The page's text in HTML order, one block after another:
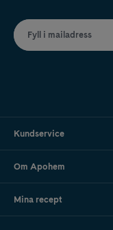
Fyll i mailadress
Kundservice
Om Apohem
Mina recept